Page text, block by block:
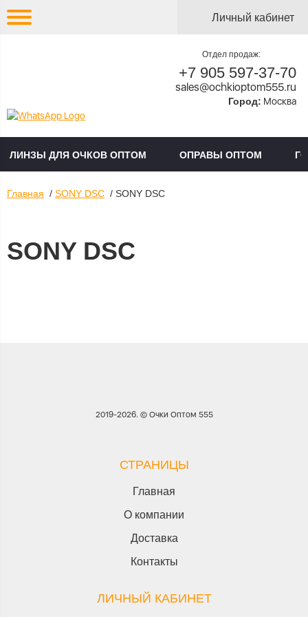
Личный кабинет
Отдел продаж:
+7 905 597-37-70
sales@ochkioptom555.ru
Город: Москва
ЛИНЗЫ ДЛЯ ОЧКОВ ОПТОМ ОПРАВЫ ОПТОМ
Главная / SONY DSC / SONY DSC
SONY DSC
2019-2026. © Очки Оптом 555
СТРАНИЦЫ
Главная
О компании
Доставка
Контакты
ЛИЧНЫЙ КАБИНЕТ